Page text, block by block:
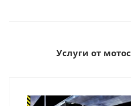
Услуги от